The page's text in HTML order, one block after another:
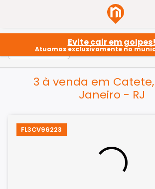
Evite cair em golpes!
Atuamos exclusivamente no
3 à venda em Catete,
Janeiro - RJ
FL3CV96223